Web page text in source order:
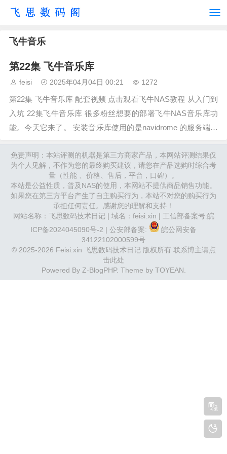
飞牛音乐
第22集 飞牛音乐库
feisi 2025年04月04日 00:21 1272
第22集 飞牛音乐库 配套视频 点击观看飞牛NAS教程 从入门到
入坑 22集飞牛音乐库 很多粉丝想要的部署飞牛NAS音乐库功
能。今天它来了。 安装音乐库使用的是navidrome 的服务端和
配图和歌词 所以需要先使用music-tag-web…
免责声明：本站评测的机器是第三方商家产品，本网站评测结果仅
为个人见解，不作为您的最终购买建议，请您在产品选购时综合考
量（性能 、价格、售后，平台，口碑）。
本站是公益性质，普及NAS的使用，本网站不提供商品销售功能。
如果您在第三方平台产生了自主购买行为，本站不对您的购买行为
承担任何责任。感谢您的理解和支持！
网站名称：飞思数码技术日记 | 域名：feisi.xin | 工信部备案号:皖
ICP备2024045090号-2 | 公安部备案:
皖公网安备
34122102000599号
© 2025-2026 Feisi.xin 飞思数码技术日记 版权所有 联系博主请点
击此处
Powered By Z-BlogPHP. Theme by TOYEAN.